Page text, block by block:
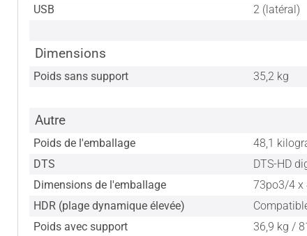
USB
2 (latéral)
Dimensions
Poids sans support 35,2 kg
Autre
Poids de l'emballage
48,1
DTS
DTS-HD
Dimensions de l'emballage
73po3/4 x
HDR (plage dynamique élevée)
Poids avec support
36,9 kg /